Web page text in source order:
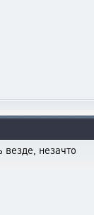
везде, незачто